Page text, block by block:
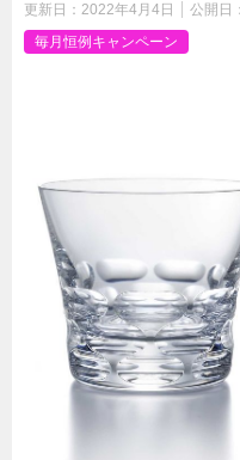
更新日： 2022年4月4日 公開日：
毎月恒例キャンペーン